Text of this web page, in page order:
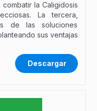
la Caligidosis
La tercera,
de las soluciones
sus ventajas
Descargar